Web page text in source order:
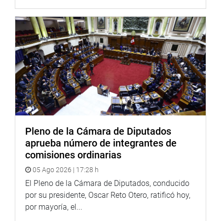
conocer las alternativas de reactivación económicas en
Cusco.
Sobre las estrategias de recuperación en la provincia de
Cusco, estas estuvieron a cargo de Miguel Tinajeros
Arteta, regidor de la Municipalidad Provincial del Cusco.
En relación con el Plan de la Reactivación Turística del
distrito de Urubamba, situación actual y metas a cumplir,
fue Anamelba Marmanillo Acurio, regidora de la
Municipalidad Provincial de Urubamba expuso sobre
En la segunda parte de la reunión, se presentaron Neil
Castro Fortón, de la Secretaria de Organizaciones del
Frente Nacional de Guías y Licenciados en Turismo del
Perú (Frendelgot), y de Edwin Dueñas Olazabal, decano
del Colegio de Licenciados de Turismo de Cusco (Colitur),
quienes abordaron la problemática de su sector vinculado
al proceso de la reactivación económica y turística de la
Pleno de la Cámara de Diputados
aprueba número de integrantes de
comisiones ordinarias
05 Ago 2026 | 17:28 h
El Pleno de la Cámara de Diputados, conducido
por su presidente, Oscar Reto Otero, ratificó hoy,
por mayoría, el...